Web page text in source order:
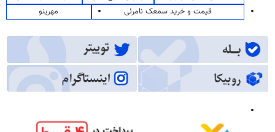
قیمت و خرید سمعک نامرئی
مهرینو